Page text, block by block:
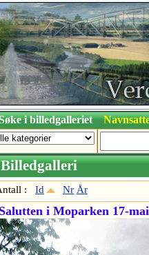
i billedgalleriet
: Id Nr År
Salutten i Moparken 17-